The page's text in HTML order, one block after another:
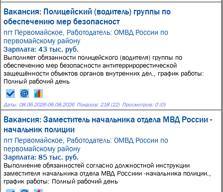
Вакансия: Полицейский (водитель) группы по
обеспечению мер безопасност
пгт Первомайское, Работодатель: ОМВД России по
первомайскому району
Зарплата: 43 тыс. руб.
Выполняет обязанности полицейского (водителя) группы по
обеспечению мер безопасности антитеррирорестической
защещённости объектов органов внутренних дел., график работы:
Полный рабочий день
Даты: 08.06.2026-06.08.2026 Показов: 218 (22) Просмотров: 0 (0)
Вакансия: Заместитель начальника отдела МВД России -
начальник полиции
пгт Первомайское, Работодатель: ОМВД России по
первомайскому району
Зарплата: 85 тыс. руб.
Выполнение обязанностей согласно должностной инструкции
заместителя начальника отдела МВД Россиии -начальника полиции.,
график работы: Полный рабочий день